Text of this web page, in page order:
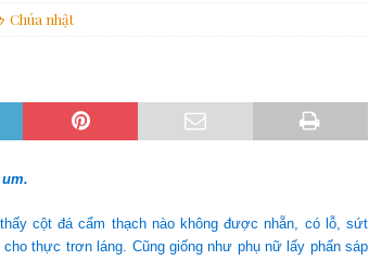
HỘI
Nghĩ Theo Thánh ý Của Thiên
Chúa nhật
cột đá cẩm thạch nào không được nhẵn, có lỗ, sứt
thực trơn láng. Cũng giống như phụ nữ lấy phấn sáp